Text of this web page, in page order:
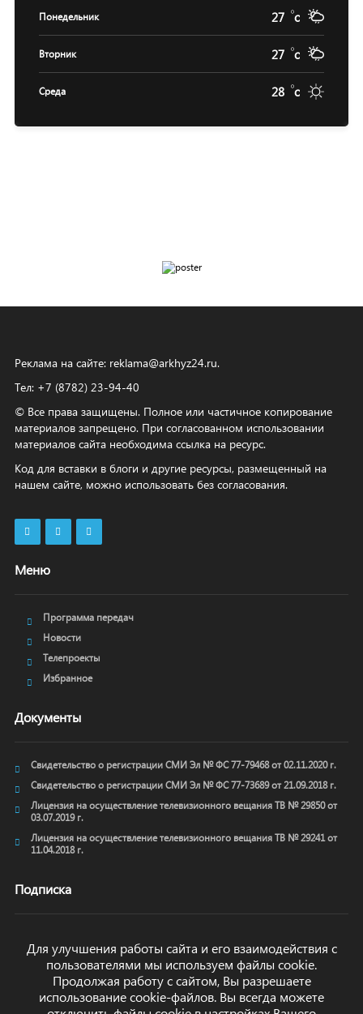
Понедельник 27 c
Вторник 27 c
Среда 28 c
Реклама на сайте: reklama@arkhyz24.ru.
Тел: +7 (8782) 23‑94‑40
© Все права защищены. Полное или частичное копирование
материалов запрещено. При согласованном использовании
материалов сайта необходима ссылка на ресурс.
Код для вставки в блоги и другие ресурсы, размещенный на
нашем сайте, можно использовать без согласования.
Меню
Программа передач
Новости
Телепроекты
Избранное
Документы
Свидетельство о регистрации СМИ Эл № ФС 77-79468 от 02.11.2020 г.
Свидетельство о регистрации СМИ Эл № ФС 77-73689 от 21.09.2018 г.
Лицензия на осуществление телевизионного вещания ТВ № 29850 от
03.07.2019 г.
Лицензия на осуществление телевизионного вещания ТВ № 29241 от
11.04.2018 г.
Подписка
ОТПРАВИТЬ
Для улучшения работы сайта и его взаимодействия с
пользователями мы используем файлы cookie.
Продолжая работу с сайтом, Вы разрешаете
использование cookie-файлов. Вы всегда можете